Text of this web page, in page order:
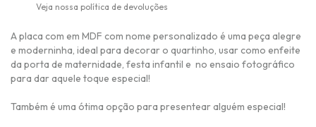
Veja nossa política de devoluções
A placa com em MDF com nome personalizado é uma peça alegre
e moderninha, ideal para decorar o quartinho, usar como enfeite
da porta de maternidade, festa infantil e no ensaio fotográfico
para dar aquele toque especial!
Também é uma ótima opção para presentear alguém especial!